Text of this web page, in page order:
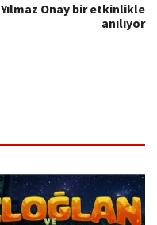
Yılmaz Onay bir etkinlikle
anılıyor